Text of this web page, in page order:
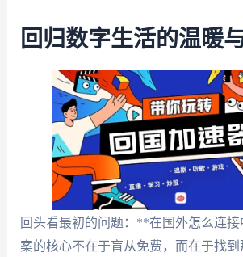
回归数字生活的温暖
回头看最初的问题：**在国外怎么连
案的核心不在于盲从免费，而在于找到